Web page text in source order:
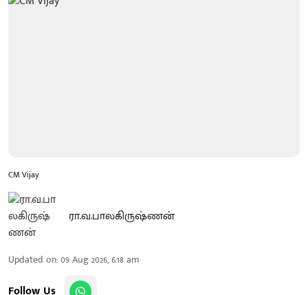
CM Vijay
ரா.வ.பாலகிருஷ்ணன்
Updated on:09 Aug 2026, 6:18 am
Follow Us